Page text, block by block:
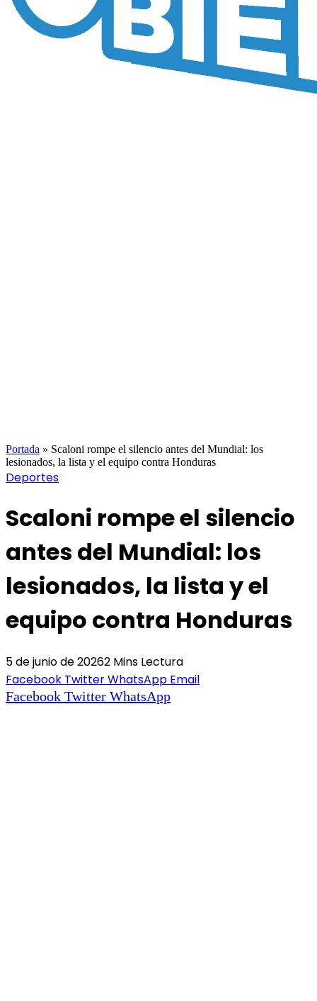
Portada » Scaloni rompe el silencio antes del Mundial: los
lesionados, la lista y el equipo contra Honduras
Deportes
Scaloni rompe el silencio
antes del Mundial: los
lesionados, la lista y el
equipo contra Honduras
5 de junio de 20262 Mins Lectura
Facebook TwitterWhatsApp Email
Facebook Twitter WhatsApp